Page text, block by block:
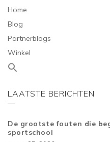
Home
Blog
Partnerblogs
Winkel
LAATSTE BERICHTEN
De grootste fouten die
sportschool